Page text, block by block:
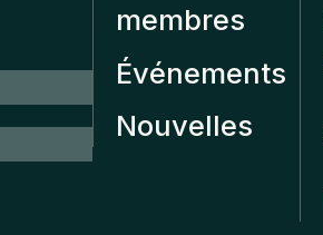
membres
Événements
Nouvelles